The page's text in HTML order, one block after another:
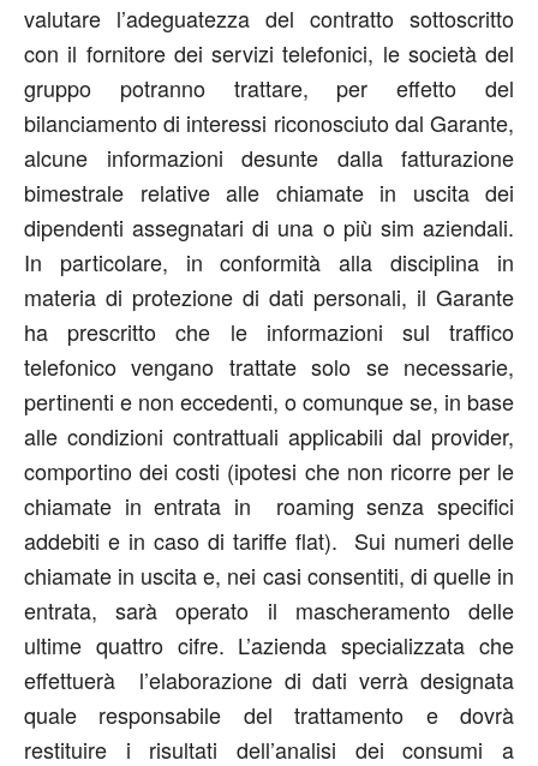
valutare l’adeguatezza del contratto sottoscritto
con il fornitore dei servizi telefonici, le società del
gruppo potranno trattare, per effetto del
bilanciamento di interessi riconosciuto dal Garante,
alcune informazioni desunte dalla fatturazione
bimestrale relative alle chiamate in uscita dei
dipendenti assegnatari di una o più sim aziendali.
In particolare, in conformità alla disciplina in
materia di protezione di dati personali, il Garante
ha prescritto che le informazioni sul traffico
telefonico vengano trattate solo se necessarie,
pertinenti e non eccedenti, o comunque se, in base
alle condizioni contrattuali applicabili dal provider,
comportino dei costi (ipotesi che non ricorre per le
chiamate in entrata in roaming senza specifici
addebiti e in caso di tariffe flat). Sui numeri delle
chiamate in uscita e, nei casi consentiti, di quelle in
entrata, sarà operato il mascheramento delle
ultime quattro cifre. L’azienda specializzata che
effettuerà l’elaborazione di dati verrà designata
quale responsabile del trattamento e dovrà
restituire i risultati dell’analisi dei consumi a